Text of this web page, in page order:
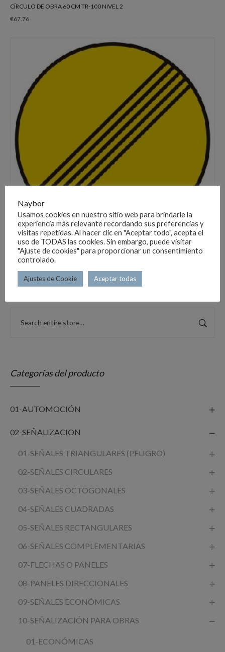
Categorías del producto
01-AUTOMOCIÓN
02-SEÑALIZACION
01-SEÑALES TRIANGULARES (PELIGRO)
02-SEÑALES CIRCULARES
03-SEÑALES OCTOGONALES
04-SEÑALES CUADRADAS
05-SEÑALES RECTANGULARES
06-SEÑALES COMPLEMENTARIAS
07-FLECHAS O PANELES
08-PANELES DIRECCIONALES
09-SEÑALES ECONÓMICAS
10-SEÑALIZACIÓN PARA OBRAS
01-ECONÓMICAS
CÍRCULO DE OBRA 60 CM TR-100 NIVEL 2
€67.76
CÍRCULO DE OBRA 60CM TR-500 NIVEL 2
96.19
Naybor
Usamos cookies en nuestro sitio web para brindarle la
experiencia más relevante recordando sus preferencias y
visitas repetidas. Al hacer clic en "Aceptar todo", acepta el
uso de TODAS las cookies. Sin embargo, puede visitar
"Ajuste de cookies" para proporcionar un consentimiento
controlado.
Ajustes de Cookie Aceptar todas